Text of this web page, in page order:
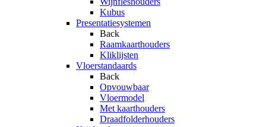
Kubus
Presentatiesystemen
Back
Raamkaarthouders
Kliklijsten
Vloerstandaards
Back
Opvouwbaar
Vloermodel
Met kaarthouders
Draadfolderhouders